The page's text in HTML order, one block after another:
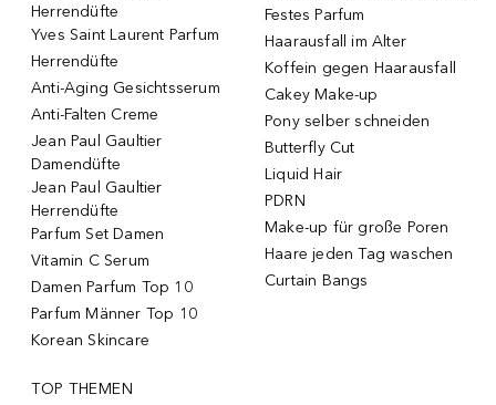
Herrendüfte
Yves Saint Laurent Parfum
Herrendüfte
Anti-Aging Gesichtsserum
Anti-Falten Creme
Jean Paul Gaultier
Damendüfte
Jean Paul Gaultier
Herrendüfte
Parfum Set Damen
Vitamin C Serum
Damen Parfum Top 10
Parfum Männer Top 10
Korean Skincare
Festes Parfum
Haarausfall im Alter
Koffein gegen Haarausfall
Cakey Make-up
Pony selber schneiden
Butterfly Cut
Liquid Hair
PDRN
Make-up für große Poren
Haare jeden Tag waschen
Curtain Bangs
TOP THEMEN